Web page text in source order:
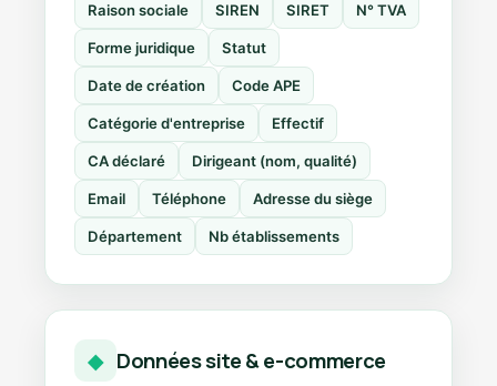
Raison sociale SIREN SIRET N° TVA
Forme juridique Statut
Date de création Code APE
Catégorie d'entreprise Effectif
CA déclaré Dirigeant (nom, qualité)
Email Téléphone Adresse du siège
Département Nb établissements
◆ Données site & e-commerce